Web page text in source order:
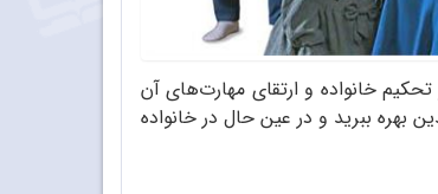
خانواده و ارتقای مهارت‌های آن
بهره ببرید و در عین حال در خانواده